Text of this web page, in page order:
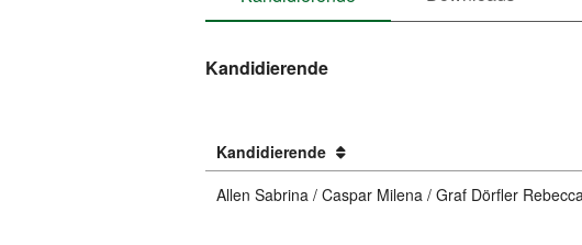
Kandidierende
Kandidierende
Allen Sabrina / Caspar Milena / Graf Dörfler